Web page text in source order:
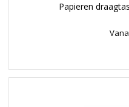
Papieren